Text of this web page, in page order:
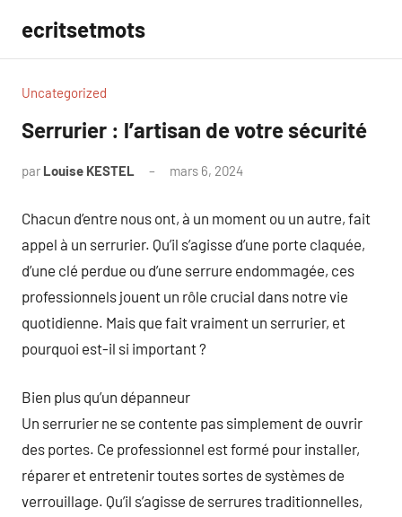
contenu
ecritsetmots
Uncategorized
Serrurier : l’artisan de votre sécurité
par Louise KESTEL mars 6, 2024
Chacun d’entre nous ont, à un moment ou un autre, fait
appel à un serrurier. Qu’il s’agisse d’une porte claquée,
d’une clé perdue ou d’une serrure endommagée, ces
professionnels jouent un rôle crucial dans notre vie
quotidienne. Mais que fait vraiment un serrurier, et
pourquoi est-il si important ?
Bien plus qu’un dépanneur
Un serrurier ne se contente pas simplement de ouvrir
des portes. Ce professionnel est formé pour installer,
réparer et entretenir toutes sortes de systèmes de
verrouillage. Qu’il s’agisse de serrures traditionnelles,